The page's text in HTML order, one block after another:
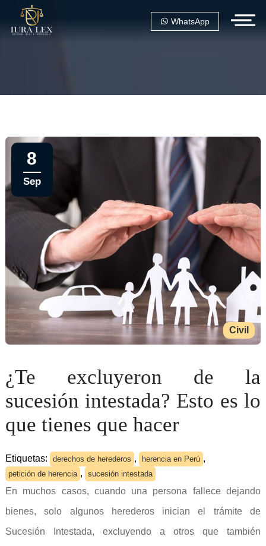
WhatsApp
Civil
8
Sep
¿Te excluyeron de la
sucesión intestada? Esto es lo
que tienes que hacer
Etiquetas: derechos de herederos , herencia en Perú ,
petición de herencia , sucesión intestada
En muchos casos, cuando una persona fallece dejando
bienes, solo algunos herederos inician el trámite de
Sucesión Intestada, excluyendo a otros que también